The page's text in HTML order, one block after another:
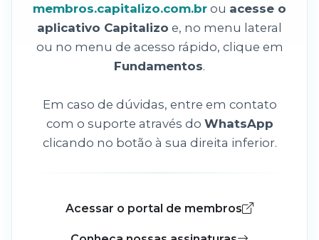
membros.capitalizo.com.br ou acesse o
aplicativo Capitalizo e, no menu lateral
ou no menu de acesso rápido, clique em
Fundamentos.
Em caso de dúvidas, entre em contato
com o suporte através do WhatsApp
clicando no botão à sua direita inferior.
Acessar o portal de membros